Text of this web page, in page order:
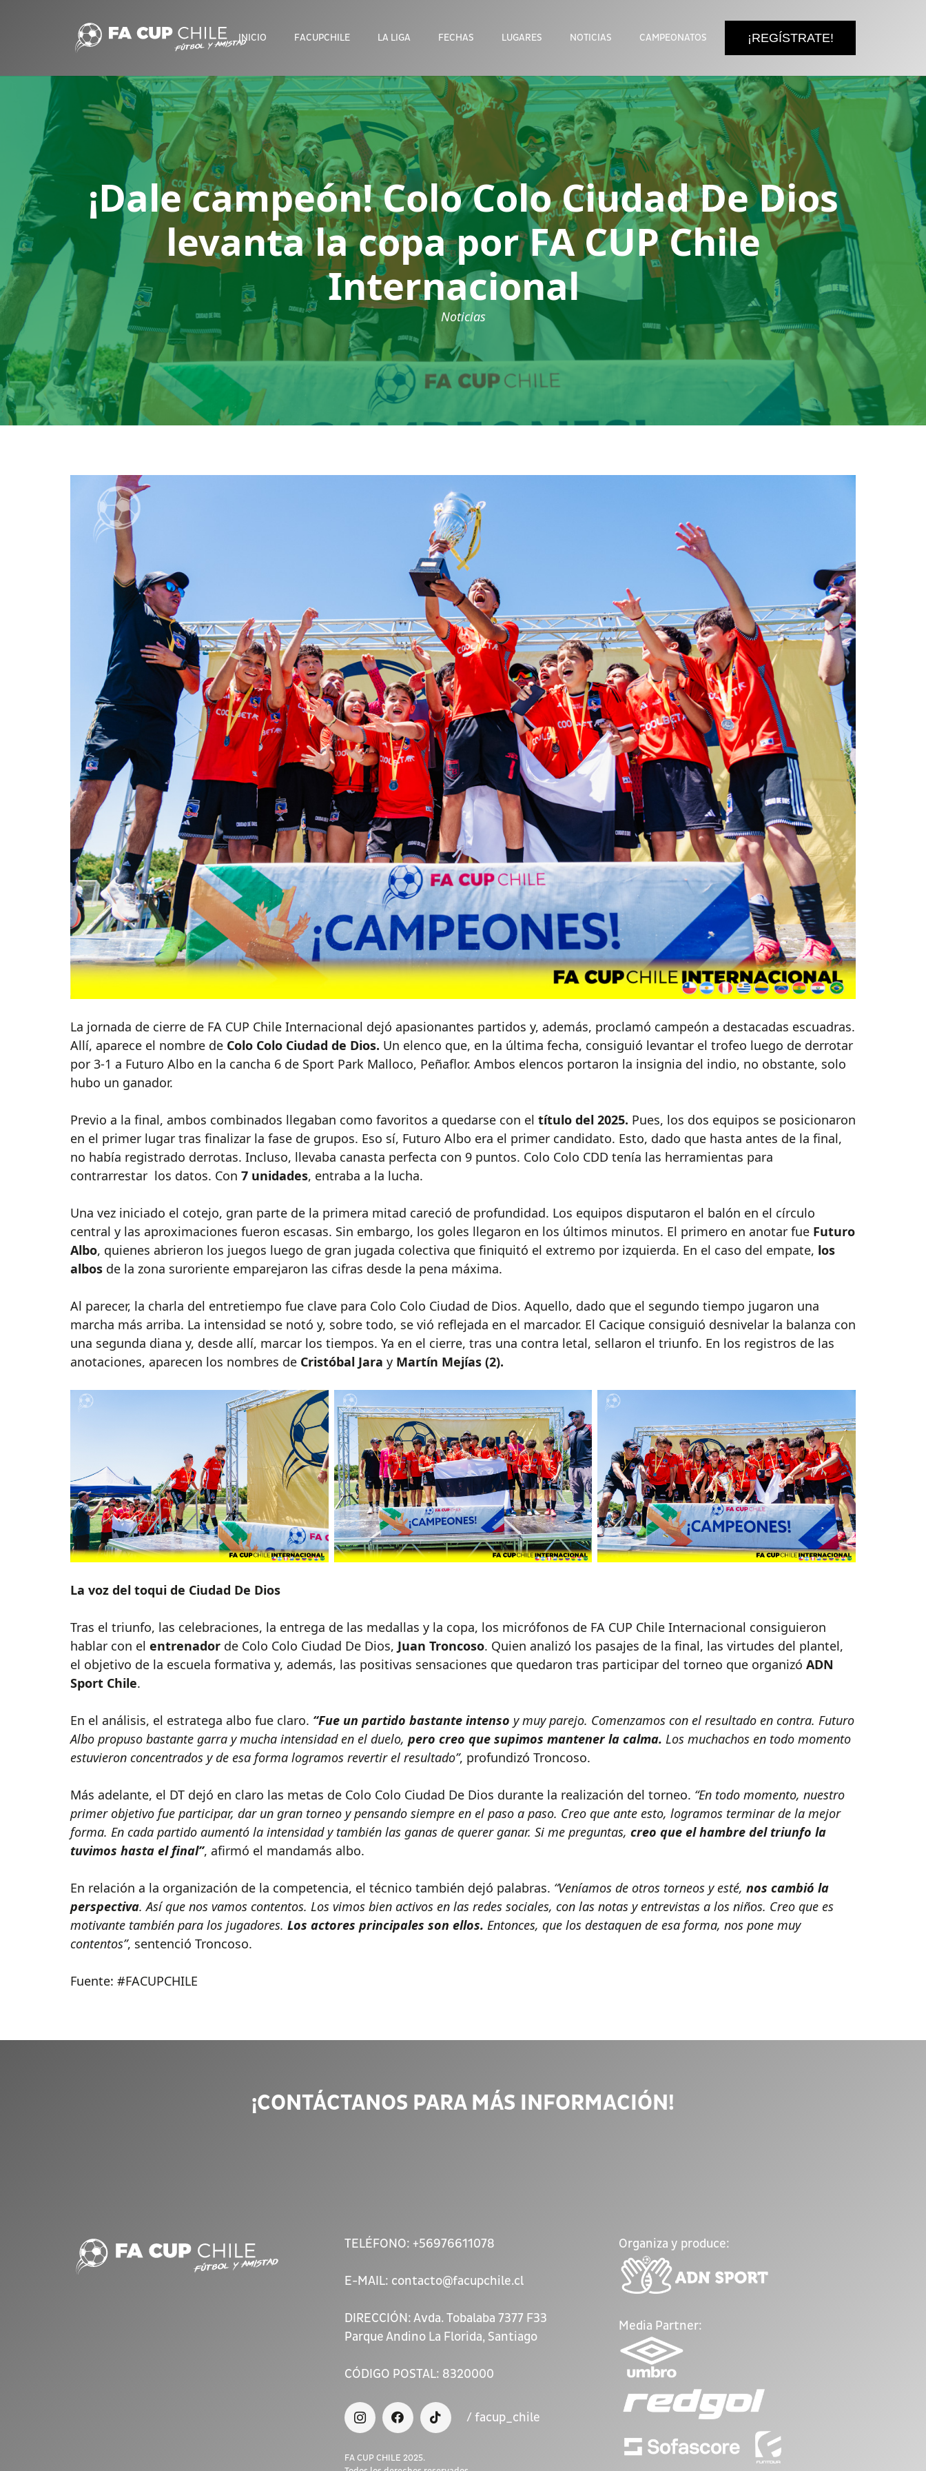
INICIO FACUPCHILE LA LIGA FECHAS LUGARES NOTICIAS CAMPEONATOS ¡REGÍSTRATE!
¡Dale campeón! Colo Colo Ciudad De Dios
levanta la copa por FA CUP Chile
Internacional
Noticias
La jornada de cierre de FA CUP Chile Internacional dejó apasionantes partidos y, además, proclamó campeón a destacadas escuadras.
Allí, aparece el nombre de Colo Colo Ciudad de Dios. Un elenco que, en la última fecha, consiguió levantar el trofeo luego de derrotar
por 3-1 a Futuro Albo en la cancha 6 de Sport Park Malloco, Peñaflor. Ambos elencos portaron la insignia del indio, no obstante, solo
hubo un ganador.
Previo a la final, ambos combinados llegaban como favoritos a quedarse con el título del 2025. Pues, los dos equipos se posicionaron
en el primer lugar tras finalizar la fase de grupos. Eso sí, Futuro Albo era el primer candidato. Esto, dado que hasta antes de la final,
no había registrado derrotas. Incluso, llevaba canasta perfecta con 9 puntos. Colo Colo CDD tenía las herramientas para
contrarrestar los datos. Con 7 unidades, entraba a la lucha.
Una vez iniciado el cotejo, gran parte de la primera mitad careció de profundidad. Los equipos disputaron el balón en el círculo
central y las aproximaciones fueron escasas. Sin embargo, los goles llegaron en los últimos minutos. El primero en anotar fue Futuro
Albo, quienes abrieron los juegos luego de gran jugada colectiva que finiquitó el extremo por izquierda. En el caso del empate, los
albos de la zona suroriente emparejaron las cifras desde la pena máxima.
Al parecer, la charla del entretiempo fue clave para Colo Colo Ciudad de Dios. Aquello, dado que el segundo tiempo jugaron una
marcha más arriba. La intensidad se notó y, sobre todo, se vió reflejada en el marcador. El Cacique consiguió desnivelar la balanza con
una segunda diana y, desde allí, marcar los tiempos. Ya en el cierre, tras una contra letal, sellaron el triunfo. En los registros de las
anotaciones, aparecen los nombres de Cristóbal Jara y Martín Mejías (2).
La voz del toqui de Ciudad De Dios
Tras el triunfo, las celebraciones, la entrega de las medallas y la copa, los micrófonos de FA CUP Chile Internacional consiguieron
hablar con el entrenador de Colo Colo Ciudad De Dios, Juan Troncoso. Quien analizó los pasajes de la final, las virtudes del plantel,
el objetivo de la escuela formativa y, además, las positivas sensaciones que quedaron tras participar del torneo que organizó ADN
Sport Chile.
En el análisis, el estratega albo fue claro. “Fue un partido bastante intenso y muy parejo. Comenzamos con el resultado en contra. Futuro
Albo propuso bastante garra y mucha intensidad en el duelo, pero creo que supimos mantener la calma. Los muchachos en todo momento
estuvieron concentrados y de esa forma logramos revertir el resultado”, profundizó Troncoso.
Más adelante, el DT dejó en claro las metas de Colo Colo Ciudad De Dios durante la realización del torneo. “En todo momento, nuestro
primer objetivo fue participar, dar un gran torneo y pensando siempre en el paso a paso. Creo que ante esto, logramos terminar de la mejor
forma. En cada partido aumentó la intensidad y también las ganas de querer ganar. Si me preguntas, creo que el hambre del triunfo la
tuvimos hasta el final”, afirmó el mandamás albo.
En relación a la organización de la competencia, el técnico también dejó palabras. “Veníamos de otros torneos y esté, nos cambió la
perspectiva. Así que nos vamos contentos. Los vimos bien activos en las redes sociales, con las notas y entrevistas a los niños. Creo que es
motivante también para los jugadores. Los actores principales son ellos. Entonces, que los destaquen de esa forma, nos pone muy
contentos”, sentenció Troncoso.
Fuente: #FACUPCHILE
¡CONTÁCTANOS PARA MÁS INFORMACIÓN!
TELÉFONO: +56976611078
E-MAIL: contacto@facupchile.cl
DIRECCIÓN:Avda. Tobalaba 7377 F33
Parque Andino La Florida, Santiago
CÓDIGO POSTAL: 8320000
/ facup_chile
FA CUP CHILE 2025.
Organiza y produce:
Media Partner: